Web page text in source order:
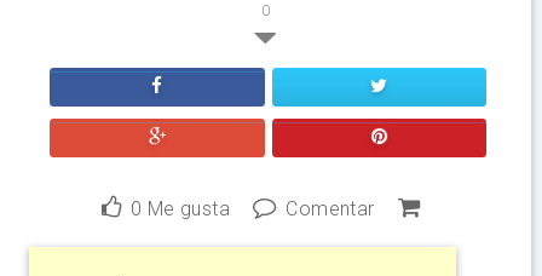
0
0 Me gusta Comentar